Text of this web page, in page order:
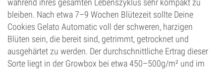
während ihres gesamten Lebenszyklus sehr kompakt zu
bleiben. Nach etwa 7–9 Wochen Blütezeit sollte Deine
Cookies Gelato Automatic voll der schweren, harzigen
Blüten sein, die bereit sind, getrimmt, getrocknet und
ausgehärtet zu werden. Der durchschnittliche Ertrag dieser
Sorte liegt in der Growbox bei etwa 450–500g/m² und im